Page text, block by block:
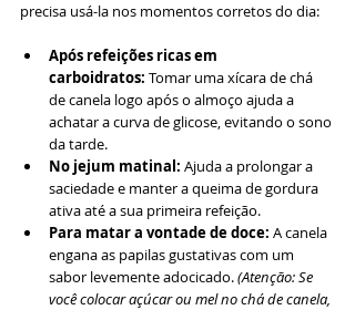
precisa usá-la nos momentos corretos do dia:
Após refeições ricas em
carboidratos: Tomar uma xícara de chá
de canela logo após o almoço ajuda a
achatar a curva de glicose, evitando o sono
da tarde.
No jejum matinal: Ajuda a prolongar a
saciedade e manter a queima de gordura
ativa até a sua primeira refeição.
Para matar a vontade de doce: A canela
engana as papilas gustativas com um
sabor levemente adocicado. (Atenção: Se
você colocar açúcar ou mel no chá de canela,